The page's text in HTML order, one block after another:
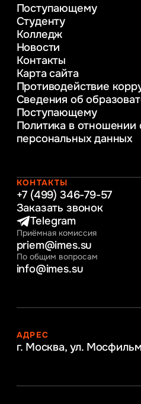
Психолого-
консультирование и
в образовании
Веб-дизайн
Управление
предприятия
Уголовное право
Информационные
Информационное и
обеспечение бизнес
Управление
Интернет-маркетинг
Поступающему
Студенту
Колледж
Новости
Контакты
Карта сайта
Противодействие
Сведения об
Поступающему
Политика в отношении
персональных данных
КОНТАКТЫ
+7 (499) 346-79-57
Заказать звонок
Telegram
Приёмная комиссия
priem@imes.su
По общим вопросам
info@imes.su
АДРЕС
г. Москва, ул.